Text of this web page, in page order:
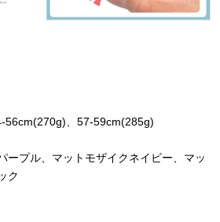
56cm(270g)、57-59cm(285g)
ープル、マットモザイクネイビー、マッ
ク